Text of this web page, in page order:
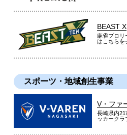
BEAST X
麻雀プロリ
はこちらを
スポーツ・地域創生事業
V・ファ
長崎県内21
ッカークラ